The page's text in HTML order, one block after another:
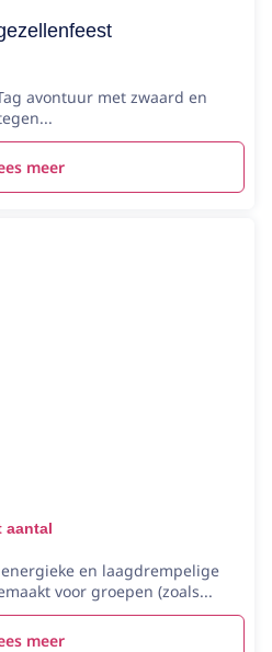
avontuur met zwaard en
meer
aantal
en laagdrempelige
voor groepen (zoals...
meer